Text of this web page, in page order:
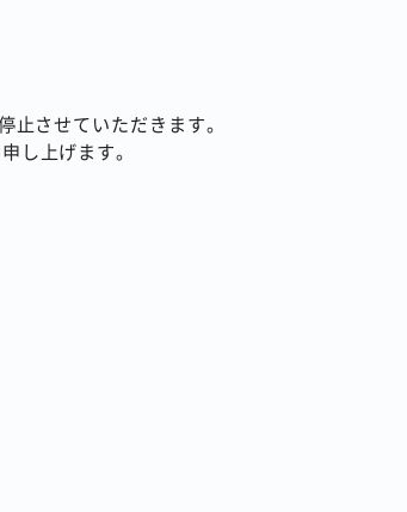
させていただきます。
し上げます。